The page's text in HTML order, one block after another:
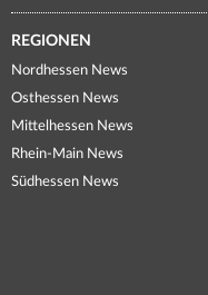
REGIONEN
Nordhessen News
Osthessen News
Mittelhessen News
Rhein-Main News
Südhessen News